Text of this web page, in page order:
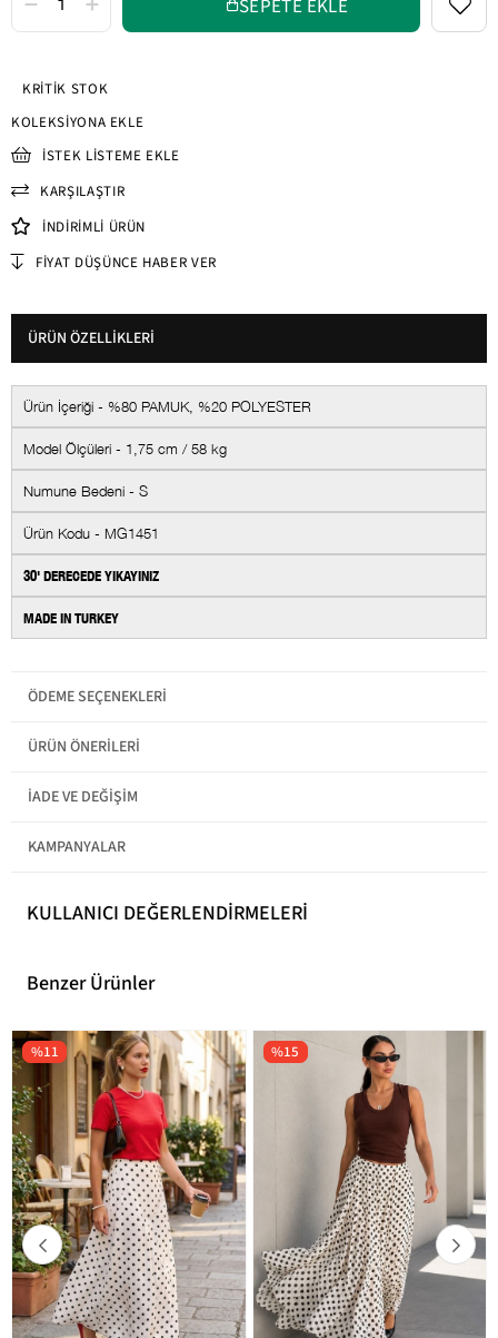
KRITIK STOK
KOLEKSIYONA EKLE
İSTEK LISTEME EKLE
KARŞILAŞTIR
İNDIRIMLI ÜRÜN
FIYAT DÜŞÜNCE HABER VER
ÜRÜN ÖZELLIKLERI
Ürün İçeriği - %80 PAMUK, %20 POLYESTER
Model Ölçüleri - 1,75 cm / 58 kg
Numune Bedeni - S
Ürün Kodu - MG1451
30' DERECEDE YIKAYINIZ
MADE IN TURKEY
Kategori
Ürün Detayı
ÖDEME SEÇENEKLERI
ÜRÜN ÖNERILERI
İADE VE DEĞIŞIM
KAMPANYALAR
KULLANICI DEĞERLENDİRMELERİ
Benzer Ürünler
%11 %15